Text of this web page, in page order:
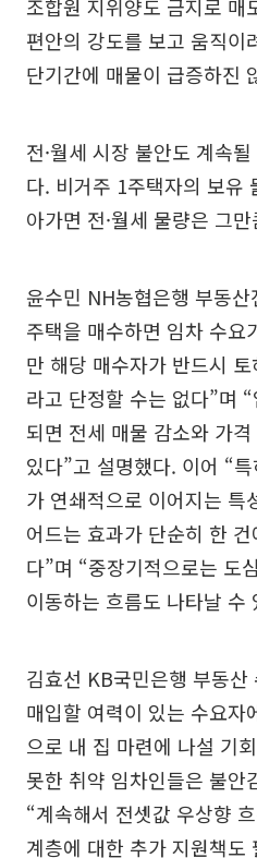
조합원 지위양도 금지로 매
편안의 강도를 보고 움직이
단기간에 매물이 급증하진
전·월세 시장 불안도 계속
다. 비거주 1주택자의 보유
아가면 전·월세 물량은 그
윤수민 NH농협은행 부동
주택을 매수하면 임차 수요
만 해당 매수자가 반드시
라고 단정할 수는 없다”며
되면 전세 매물 감소와 가
있다”고 설명했다. 이어 “
가 연쇄적으로 이어지는 특
어드는 효과가 단순히 한
다”며 “중장기적으로는 도
이동하는 흐름도 나타날 수
김효선 KB국민은행 부동
매입할 여력이 있는 수요자
으로 내 집 마련에 나설 기
못한 취약 임차인들은 불안
“계속해서 전셋값 우상향
계층에 대한 추가 지원책도